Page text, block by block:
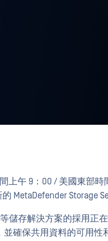
上午 9：00 / 美國東部
MetaDefender Storage
等儲存解決方案的採用
確保共用資料的可用性